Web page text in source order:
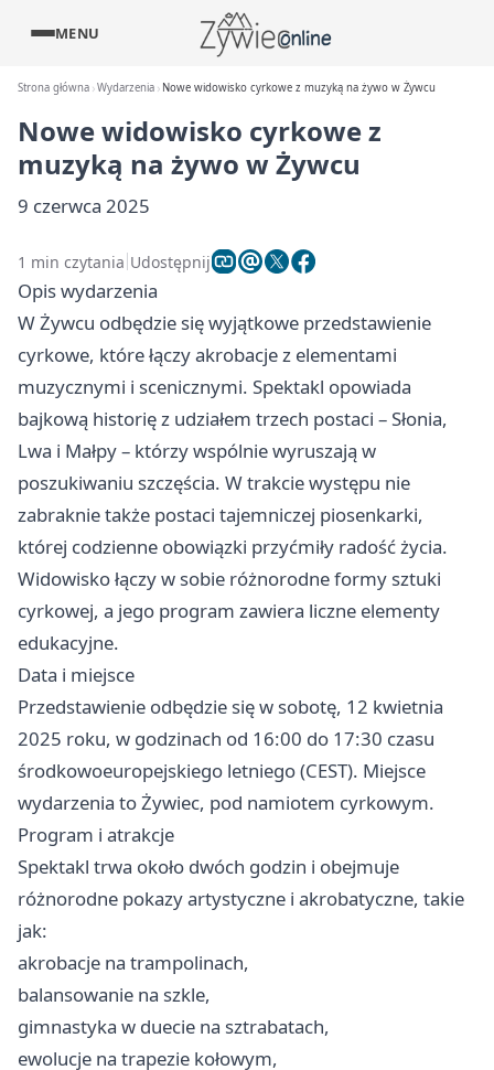
MENU
Strona główna Wydarzenia Nowe widowisko cyrkowe z muzyką na żywo w Żywcu
Nowe widowisko cyrkowe z
muzyką na żywo w Żywcu
9 czerwca 2025
1 min czytania Udostępnij
Opis wydarzenia
W Żywcu odbędzie się wyjątkowe przedstawienie
cyrkowe, które łączy akrobacje z elementami
muzycznymi i scenicznymi. Spektakl opowiada
bajkową historię z udziałem trzech postaci – Słonia,
Lwa i Małpy – którzy wspólnie wyruszają w
poszukiwaniu szczęścia. W trakcie występu nie
zabraknie także postaci tajemniczej piosenkarki,
której codzienne obowiązki przyćmiły radość życia.
Widowisko łączy w sobie różnorodne formy sztuki
cyrkowej, a jego program zawiera liczne elementy
edukacyjne.
Data i miejsce
Przedstawienie odbędzie się w sobotę, 12 kwietnia
2025 roku, w godzinach od 16:00 do 17:30 czasu
środkowoeuropejskiego letniego (CEST). Miejsce
wydarzenia to Żywiec, pod namiotem cyrkowym.
Program i atrakcje
Spektakl trwa około dwóch godzin i obejmuje
różnorodne pokazy artystyczne i akrobatyczne, takie
jak:
akrobacje na trampolinach,
balansowanie na szkle,
gimnastyka w duecie na sztrabatach,
ewolucje na trapezie kołowym,